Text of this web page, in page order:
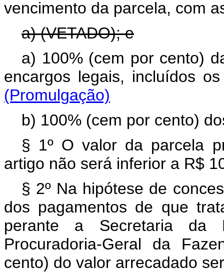
vencimento da parcela, com
a) (VETADO); e
a) 100% (cem por cento)
encargos legais,
(Promulgação)
b) 100% (cem por cento)
§ 1º O valor da parcela
artigo não será inferior a R$
§ 2º Na hipótese de
dos pagamentos de que
perante a Secretaria
Procuradoria-Geral da
cento) do valor arrecadado